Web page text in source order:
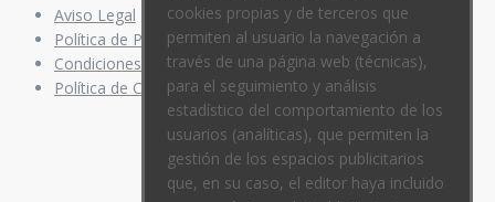
Aviso Legal
Política de Privacidad
Condiciones de compra
Política de Cookies
cookies propias y de terceros que
permiten al usuario la navegación a
través de una página web (técnicas),
para el seguimiento y análisis
estadístico del comportamiento de los
usuarios (analíticas), que permiten la
gestión de los espacios publicitarios
que, en su caso, el editor haya incluido